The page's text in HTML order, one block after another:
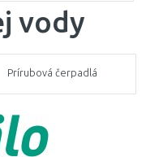
vody
Prírubová čerpadlá